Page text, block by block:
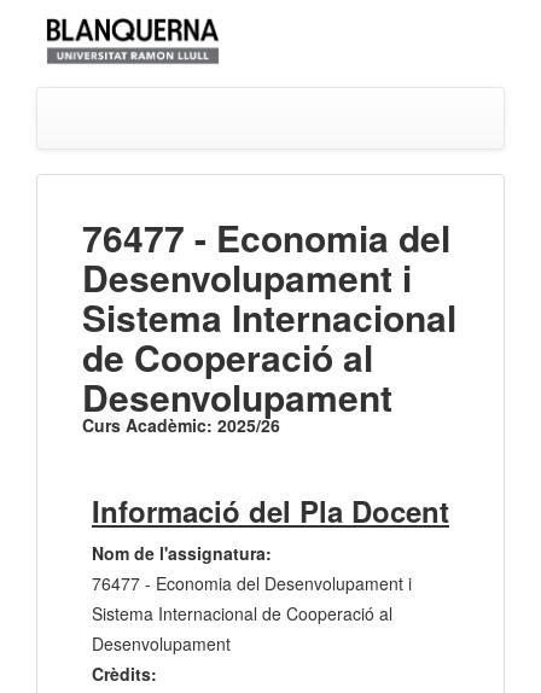
76477 - Economia del
Desenvolupament i
Sistema Internacional
de Cooperació al
Desenvolupament
Curs Acadèmic: 2025/26
Informació del Pla Docent
Nom de l'assignatura:
76477 - Economia del Desenvolupament i
Sistema Internacional de Cooperació al
Desenvolupament
Crèdits: